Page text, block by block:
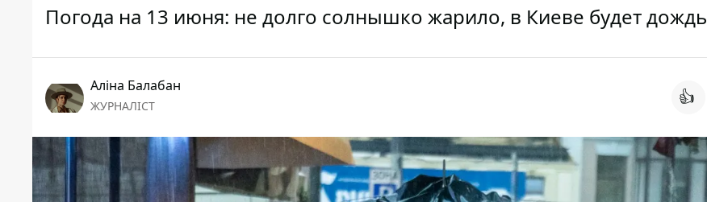
Погода на 13 июня: не долго солнышко жарило, в Киеве будет дождь
Аліна Балабан
ЖУРНАЛІСТ 👍